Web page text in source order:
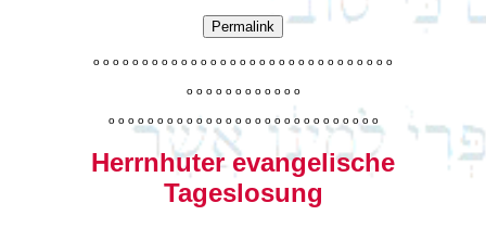
Permalink
o o o o o o o o o o o o o o o o o o o o o o o o o o o o o o o
o o o o o o o o o o o o
o o o o o o o o o o o o o o o o o o o o o o o o o o o o
Herrnhuter evangelische
Tageslosung